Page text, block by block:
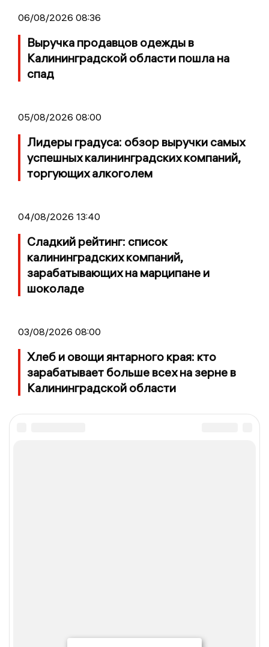
06/08/2026 08:36
Выручка продавцов одежды в
Калининградской области пошла на
спад
05/08/2026 08:00
Лидеры градуса: обзор выручки самых
успешных калининградских компаний,
торгующих алкоголем
04/08/2026 13:40
Сладкий рейтинг: список
калининградских компаний,
зарабатывающих на марципане и
шоколаде
03/08/2026 08:00
Хлеб и овощи янтарного края: кто
зарабатывает больше всех на зерне в
Калининградской области